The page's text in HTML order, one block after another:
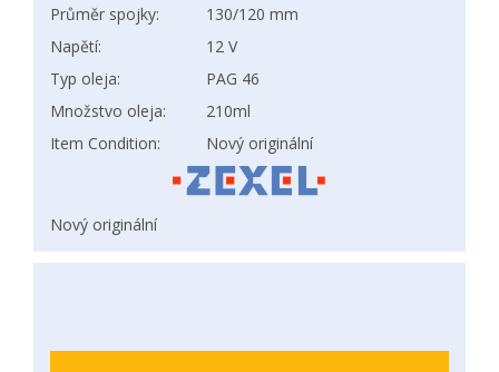
Průměr spojky:
130/120 mm
Napětí:
12 V
Typ oleja:
PAG 46
Množstvo oleja:
210ml
Item Condition:
Nový originální
Nový originální